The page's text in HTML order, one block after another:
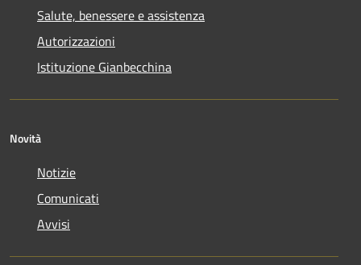
Salute, benessere e assistenza
Autorizzazioni
Istituzione Gianbecchina
Novità
Notizie
Comunicati
Avvisi